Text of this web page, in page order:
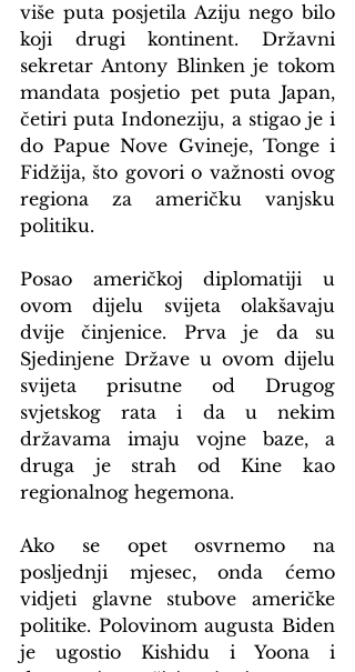
više puta posjetila Aziju nego bilo
koji drugi kontinent. Državni
sekretar Antony Blinken je tokom
mandata posjetio pet puta Japan,
četiri puta Indoneziju, a stigao je i
do Papue Nove Gvineje, Tonge i
Fidžija, što govori o važnosti ovog
regiona za američku vanjsku
politiku.
Posao američkoj diplomatiji u
ovom dijelu svijeta olakšavaju
dvije činjenice. Prva je da su
Sjedinjene Države u ovom dijelu
svijeta prisutne od Drugog
svjetskog rata i da u nekim
državama imaju vojne baze, a
druga je strah od Kine kao
regionalnog hegemona.
Ako se opet osvrnemo na
posljednji mjesec, onda ćemo
vidjeti glavne stubove američke
politike. Polovinom augusta Biden
je ugostio Kishidu i Yoona i